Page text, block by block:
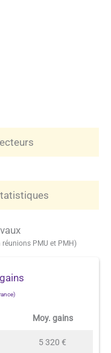
PMU et PMH)
Moy. gains
5 320 €